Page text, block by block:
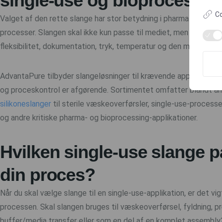
Valget af den rette slange har stor betydning i pharma-,
processer. Slangen skal ikke kun passe til mediet, men også til
fleksibilitet, dokumentation, tryk, temperatur og den måde, den
AdvantaPure tilbyder slangeløsninger til krævende applikationer,
og proceskontrol er afgørende. Sortimentet omfatter blandt
silikoneslanger til sterile væskeoverførsler, single-use-
og andre kritiske pharma- og bioprocessing-applikationer.
Hvilken single-use slange
din proces?
Når du skal vælge slange til en single-use-applikation, er det
processen. Skal slangen bruges til væskeoverførsel, fyldning,